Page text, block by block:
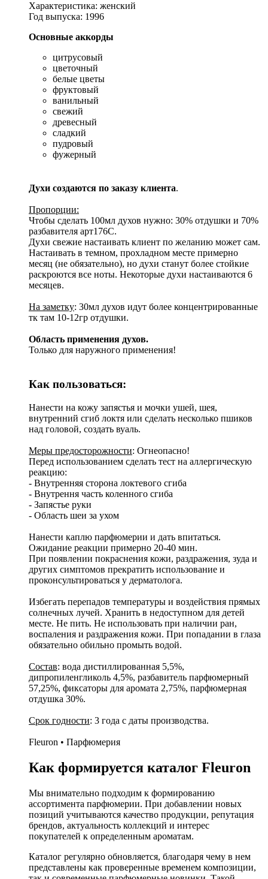
Характеристика: женский
Год выпуска: 1996
Основные аккорды
цитрусовый
цветочный
белые цветы
фруктовый
ванильный
свежий
древесный
сладкий
пудровый
фужерный
Духи создаются по заказу клиента.
Пропорции:
Чтобы сделать 100мл духов нужно: 30% отдушки и 70%
разбавителя арт176С.
Духи свежие настаивать клиент по желанию может сам.
Настаивать в темном, прохладном месте примерно
месяц (не обязательно), но духи станут более стойкие
раскроются все ноты. Некоторые духи настаиваются 6
месяцев.
На заметку: 30мл духов идут более концентрированные
тк там 10-12гр отдушки.
Область применения духов.
Только для наружного применения!
Как пользоваться:
Нанести на кожу запястья и мочки ушей, шея,
внутренний сгиб локтя или сделать несколько пшиков
над головой, создать вуаль.
Меры предосторожности: Огнеопасно!
Перед использованием сделать тест на аллергическую
реакцию:
- Внутренняя сторона локтевого сгиба
- Внутрення часть коленного сгиба
- Запястье руки
- Область шеи за ухом
Нанести каплю парфюмерии и дать впитаться.
Ожидание реакции примерно 20-40 мин.
При появлении покраснения кожи, раздражения, зуда и
других симптомов прекратить использование и
проконсультироваться у дерматолога.
Избегать перепадов температуры и воздействия прямых
солнечных лучей. Хранить в недоступном для детей
месте. Не пить. Не использовать при наличии ран,
воспаления и раздражения кожи. При попадании в глаза
обязательно обильно промыть водой.
Состав: вода дистиллированная 5,5%,
дипропиленгликоль 4,5%, разбавитель парфюмерный
57,25%, фиксаторы для аромата 2,75%, парфюмерная
отдушка 30%.
Срок годности: 3 года с даты производства.
Fleuron • Парфюмерия
Как формируется каталог Fleuron
Мы внимательно подходим к формированию
ассортимента парфюмерии. При добавлении новых
позиций учитываются качество продукции, репутация
брендов, актуальность коллекций и интерес
покупателей к определенным ароматам.
Каталог регулярно обновляется, благодаря чему в нем
представлены как проверенные временем композиции,